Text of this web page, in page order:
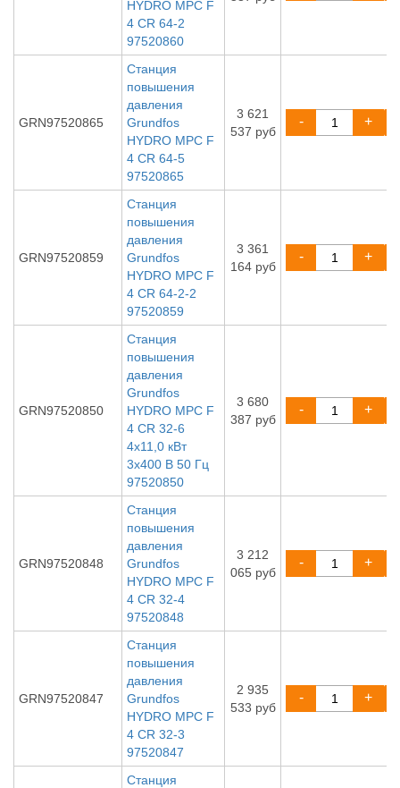
HYDRO MPC F
4 CR 64-2
97520860
GRN97520865
Станция
повышения
давления
Grundfos
HYDRO MPC F
4 CR 64-5
97520865
3 621
537 руб
- +
GRN97520859
Станция
повышения
давления
Grundfos
HYDRO MPC F
4 CR 64-2-2
97520859
3 361
164 руб
- +
GRN97520850
Станция
повышения
давления
Grundfos
HYDRO MPC F
4 CR 32-6
4x11,0 кВт
3x400 В 50 Гц
97520850
3 680
387 руб
- +
GRN97520848
Станция
повышения
давления
Grundfos
HYDRO MPC F
4 CR 32-4
97520848
3 212
065 руб
- +
GRN97520847
Станция
повышения
давления
Grundfos
HYDRO MPC F
4 CR 32-3
97520847
2 935
533 руб
- +
Станция